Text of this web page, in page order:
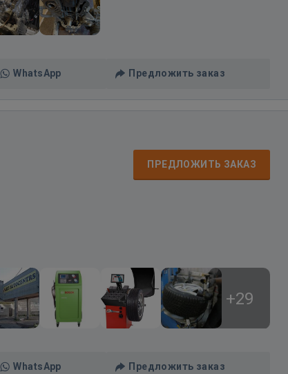
WhatsApp Предложить заказ
ПРЕДЛОЖИТЬ ЗАКАЗ
+29
WhatsApp Предложить заказ